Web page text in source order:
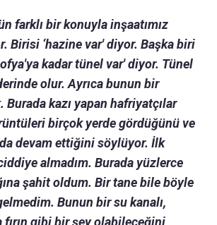
farklı bir konuyla inşaatımız
Birisi ‘hazine var' diyor. Başka biri
kadar tünel var' diyor. Tünel
olur. Ayrıca bunun bir
Burada kazı yapan hafriyatçılar
birçok yerde gördüğünü ve
devam ettiğini söylüyor. İlk
almadım. Burada yüzlerce
şahit oldum. Bir tane bile böyle
Bunun bir su kanalı,
gibi bir şey olabileceğini